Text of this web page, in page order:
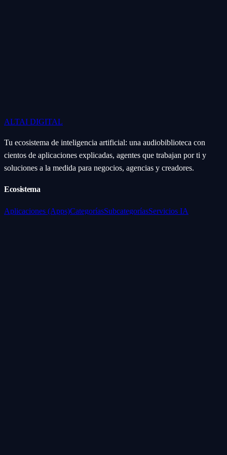
ALTAI DIGITAL
Tu ecosistema de inteligencia artificial: una audiobiblioteca con
cientos de aplicaciones explicadas, agentes que trabajan por ti y
soluciones a la medida para negocios, agencias y creadores.
Ecosistema
Aplicaciones (Apps)CategoríasSubcategoríasServicios IA